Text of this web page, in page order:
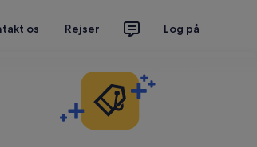
os Rejser Log på